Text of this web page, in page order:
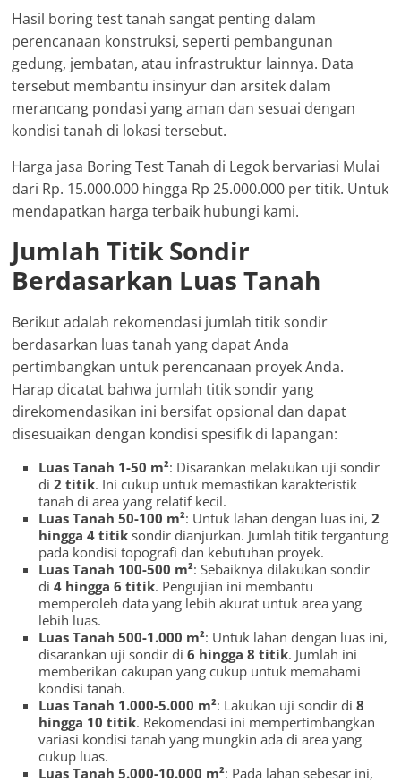
Hasil boring test tanah sangat penting dalam
perencanaan konstruksi, seperti pembangunan
gedung, jembatan, atau infrastruktur lainnya. Data
tersebut membantu insinyur dan arsitek dalam
merancang pondasi yang aman dan sesuai dengan
kondisi tanah di lokasi tersebut.
Harga jasa Boring Test Tanah di Legok bervariasi Mulai
dari Rp. 15.000.000 hingga Rp 25.000.000 per titik. Untuk
mendapatkan harga terbaik hubungi kami.
Jumlah Titik Sondir
Berdasarkan Luas Tanah
Berikut adalah rekomendasi jumlah titik sondir
berdasarkan luas tanah yang dapat Anda
pertimbangkan untuk perencanaan proyek Anda.
Harap dicatat bahwa jumlah titik sondir yang
direkomendasikan ini bersifat opsional dan dapat
disesuaikan dengan kondisi spesifik di lapangan:
Luas Tanah 1-50 m²: Disarankan melakukan uji sondir
di2 titik. Ini cukup untuk memastikan karakteristik
tanah di area yang relatif kecil.
Luas Tanah 50-100 m²: Untuk lahan dengan luas ini,2
hingga 4 titik sondir dianjurkan. Jumlah titik tergantung
pada kondisi topografi dan kebutuhan proyek.
Luas Tanah 100-500 m²: Sebaiknya dilakukan sondir
di4 hingga 6 titik. Pengujian ini membantu
memperoleh data yang lebih akurat untuk area yang
lebih luas.
Luas Tanah 500-1.000 m²: Untuk lahan dengan luas ini,
disarankan uji sondir di6 hingga 8 titik. Jumlah ini
memberikan cakupan yang cukup untuk memahami
kondisi tanah.
Luas Tanah 1.000-5.000 m²: Lakukan uji sondir di8
hingga 10 titik. Rekomendasi ini mempertimbangkan
variasi kondisi tanah yang mungkin ada di area yang
cukup luas.
Luas Tanah 5.000-10.000 m²: Pada lahan sebesar ini,